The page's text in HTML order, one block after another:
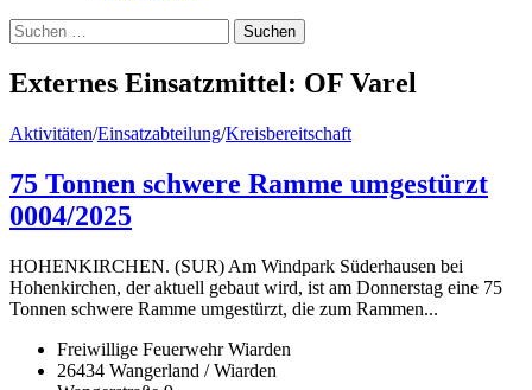
Suchen
nach:
Externes Einsatzmittel: OF Varel
Aktivitäten/Einsatzabteilung/Kreisbereitschaft
75 Tonnen schwere Ramme umgestürzt
0004/2025
HOHENKIRCHEN. (SUR) Am Windpark Süderhausen bei
Hohenkirchen, der aktuell gebaut wird, ist am Donnerstag eine 75
Tonnen schwere Ramme umgestürzt, die zum Rammen...
Freiwillige Feuerwehr Wiarden
26434 Wangerland / Wiarden